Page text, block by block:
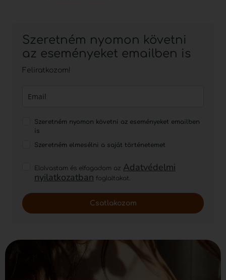
Szeretném nyomon követni
az eseményeket emailben is
Feliratkozom!
Szeretném nyomon követni az eseményeket emailben
is
Szeretném elmesélni a saját történetemet
Elolvastam és elfogadom az Adatvédelmi
nyilatkozatban foglaltakat.
Csatlakozom